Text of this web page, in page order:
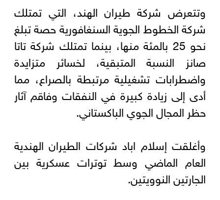
وتتعرض شركة طيران الهند، التي تمتلك
شركة الخطوط الجوية السنغافورية حصة تبلغ
نحو 25 بالمئة منها، بينما تمتلك شركة تاتا
صانز النسبة المتبقية، ⁠لخسائر متزايدة
واضطرابات تشغيلية مرتبطة بالصراع، ‌مما
أدى ‌إلى زيادة كبيرة في ​النفقات وفاقم ‌آثار
حظر المجال الجوي الباكستاني.
وأغلقت إسلام ‌اباد شركات الطيران الهندية
العام الماضي وسط توترات عسكرية بين
الجارتين النوويتين.